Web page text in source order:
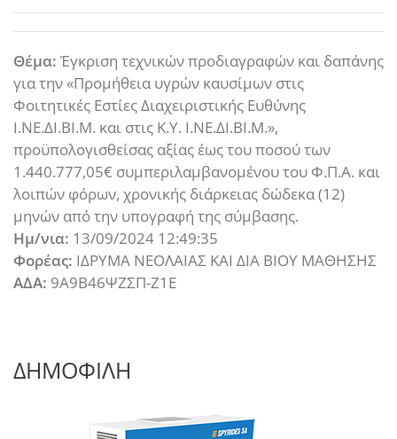
Θέμα: Έγκριση τεχνικών προδιαγραφών και δαπάνης
για την «Προμήθεια υγρών καυσίμων στις
Φοιτητικές Εστίες Διαχειριστικής Ευθύνης
Ι.ΝΕ.ΔΙ.ΒΙ.Μ. και στις Κ.Υ. Ι.ΝΕ.ΔΙ.ΒΙ.Μ.»,
προϋπολογισθείσας αξίας έως του ποσού των
1.440.777,05€ συμπεριλαμβανομένου του Φ.Π.Α. και
λοιπών φόρων, χρονικής διάρκειας δώδεκα (12)
μηνών από την υπογραφή της σύμβασης.
Ημ/νια: 13/09/2024 12:49:35
Φορέας: ΙΔΡΥΜΑ ΝΕΟΛΑΙΑΣ ΚΑΙ ΔΙΑ ΒΙΟΥ ΜΑΘΗΣΗΣ
ΑΔΑ: 9Α9Β46ΨΖΣΠ-Ζ1Ε
ΔΗΜΟΦΙΛΗ